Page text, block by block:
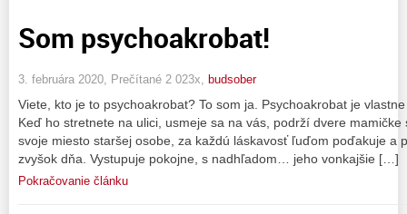
Som psychoakrobat!
3. februára 2020, Prečítané 2 023x, budsober
Viete, kto je to psychoakrobat? To som ja. Psychoakrobat je
Keď ho stretnete na ulici, usmeje sa na vás, podrží dvere
svoje miesto staršej osobe, za každú láskavosť ľuďom poďakuje a
zvyšok dňa. Vystupuje pokojne, s nadhľadom… jeho vonkajšie […]
Pokračovanie článku